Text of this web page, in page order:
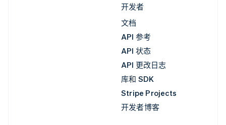
开发者
文档
API 参考
API 状态
API 更改日志
库和 SDK
Stripe Projects
开发者博客